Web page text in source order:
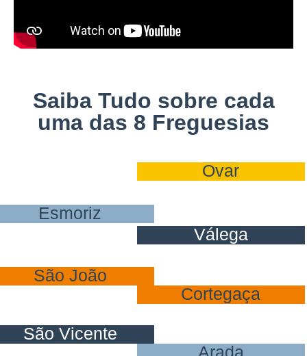
Saiba Tudo sobre cada
uma das 8 Freguesias
Ovar
Esmoriz
Válega
São João
Cortegaça
São Vicente
Arada